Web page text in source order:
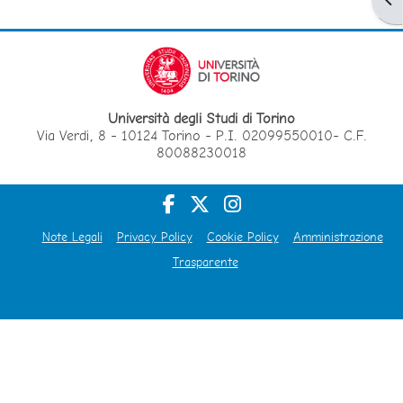
Università degli Studi di Torino
Via Verdi, 8 - 10124 Torino - P.I. 02099550010- C.F.
80088230018
Note Legali Privacy Policy Cookie Policy
Amministrazione
Trasparente